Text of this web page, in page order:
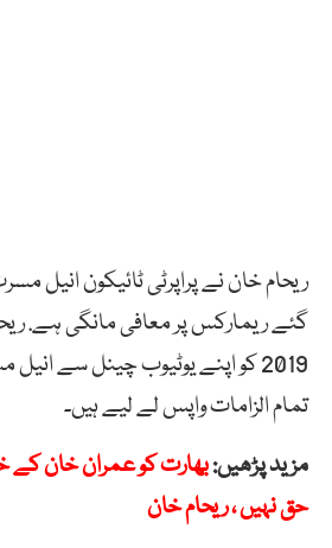
ریحامخاننےپراپرٹیٹائیکونانیل
گئےریمارکسپرمعافی
2019کواپنےیوٹیوبچینلسےانیل
تمامالزاماتواپسلےلیے ہیں۔
مزید پڑھیں:بھارت کو عمران خان کے
حق نہیں ، ریحام خان